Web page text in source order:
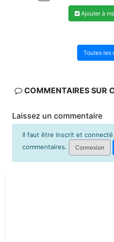
Ajouter à
Toutes les
COMMENTAIRES SUR
Laissez un commentaire
Il faut être inscrit et
commentaires.
Connexion